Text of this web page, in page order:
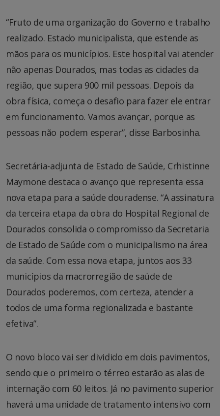
“Fruto de uma organização do Governo e trabalho
realizado. Estado municipalista, que estende as
mãos para os municípios. Este hospital vai atender
não apenas Dourados, mas todas as cidades da
região, que supera 900 mil pessoas. Depois da
obra física, começa o desafio para fazer ele entrar
em funcionamento. Vamos avançar, porque as
pessoas não podem esperar”, disse Barbosinha.
Secretária-adjunta de Estado de Saúde, Crhistinne
Maymone destaca o avanço que representa essa
nova etapa para a saúde douradense. “A assinatura
da terceira etapa da obra do Hospital Regional de
Dourados consolida o compromisso da Secretaria
de Estado de Saúde com o municipalismo na área
da saúde. Com essa nova etapa, juntos aos 33
municípios da macrorregião de saúde de
Dourados poderemos, com certeza, atender a
todos de uma forma regionalizada e bastante
efetiva”.
O novo bloco vai ser dividido em dois pavimentos,
sendo que o primeiro o térreo estarão as alas de
internação com 60 leitos. Já no pavimento superior
haverá uma unidade de tratamento intensivo com